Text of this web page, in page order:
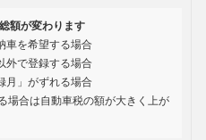
額が変わります
車を希望する場合
外で登録する場合
月」がずれる場合
場合は自動車税の額が大きく上が